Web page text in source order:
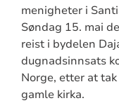
menigheter i
Søndag 15. mai
reist i bydelen
dugnadsinnsats
Norge, etter at
gamle kirka.